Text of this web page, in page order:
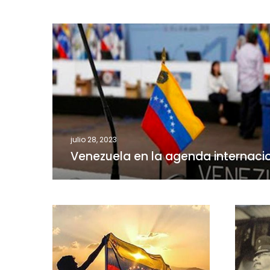
Venezuela
en
la
agenda
internacional
julio 28, 2023
Venezuela en la agenda
Cuando
amanezca
La
salida
del